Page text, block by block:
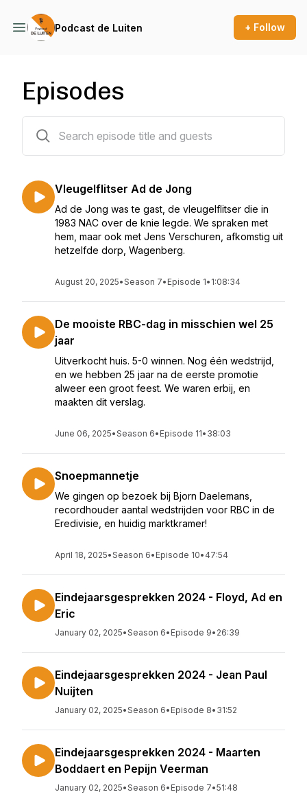
Podcast de Luiten + Follow
Episodes
Vleugelflitser Ad de Jong
Ad de Jong was te gast, de vleugelflitser die in
1983 NAC over de knie legde. We spraken met
hem, maar ook met Jens Verschuren, afkomstig uit
hetzelfde dorp, Wagenberg.
August 20, 2025•Season 7• Episode 1• 1:08:34
De mooiste RBC-dag in misschien wel 25
jaar
Uitverkocht huis. 5-0 winnen. Nog één wedstrijd,
en we hebben 25 jaar na de eerste promotie
alweer een groot feest. We waren erbij, en
maakten dit verslag.
June 06, 2025•Season 6• Episode 11• 38:03
Snoepmannetje
We gingen op bezoek bij Bjorn Daelemans,
recordhouder aantal wedstrijden voor RBC in de
Eredivisie, en huidig marktkramer!
April 18, 2025•Season 6• Episode 10• 47:54
Eindejaarsgesprekken 2024 - Floyd, Ad en
Eric
January 02, 2025•Season 6• Episode 9• 26:39
Eindejaarsgesprekken 2024 - Jean Paul
Nuijten
January 02, 2025•Season 6• Episode 8• 31:52
Eindejaarsgesprekken 2024 - Maarten
Boddaert en Pepijn Veerman
January 02, 2025•Season 6• Episode 7•51:48